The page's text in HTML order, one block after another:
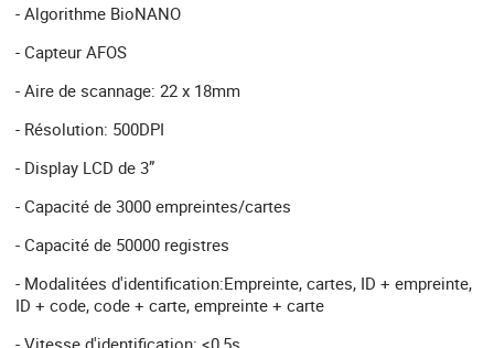
- Algorithme BioNANO
- Capteur AFOS
- Aire de scannage: 22 x 18mm
- Résolution: 500DPI
- Display LCD de 3”
- Capacité de 3000 empreintes/cartes
- Capacité de 50000 registres
- Modalitées d'identification:Empreinte, cartes, ID + empreinte,
ID + code, code + carte, empreinte + carte
- Vitesse d'identification: <0,5s